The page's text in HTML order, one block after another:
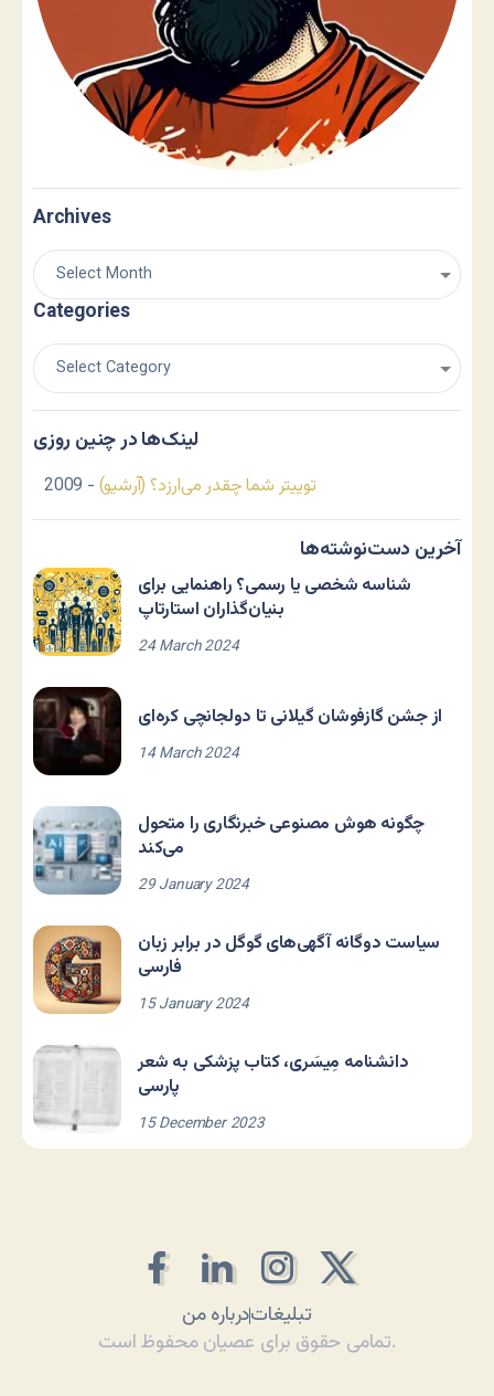
Archives
Categories
لینک‌ها در چنین روزی
توییتر شما چقدر می‌ارزد؟ (آرشیو) - 2009
آخرین دست‌نوشته‌ها
شناسه شخصی یا رسمی؟ راهنمایی برای
بنیان‌گذاران استارتاپ
24 March 2024
از جشن گازفوشان گیلانی تا دولجانچی کره‌ای
14 March 2024
چگونه هوش مصنوعی خبرنگاری را متحول
می‌کند
29 January 2024
سیاست دوگانه آگهی‌های گوگل در برابر زبان
فارسی
15 January 2024
دانشنامه مِیسَری، کتاب پزشکی به شعر
پارسی
15 December 2023
درباره منتبلیغات
تمامی حقوق برای عصیان محفوظ است.